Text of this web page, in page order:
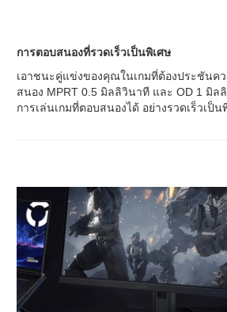
การตอบสนองที่รวดเร็วเป็นพิเศษ
เอาชนะคู่แข่งของคุณในเกมที่ต้องประชันคว
สนอง MPRT 0.5 มิลลิวินาที และ OD 1 มิล
การเล่นเกมที่ตอบสนองได้ อย่างรวดเร็วเป็น